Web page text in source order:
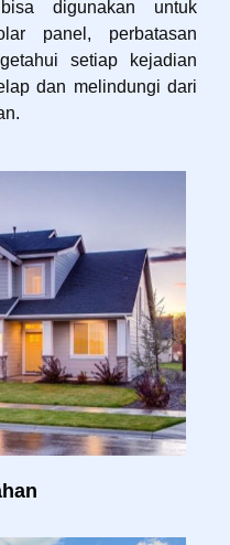
digunakan untuk
panel, perbatasan
setiap kejadian
dan melindungi dari